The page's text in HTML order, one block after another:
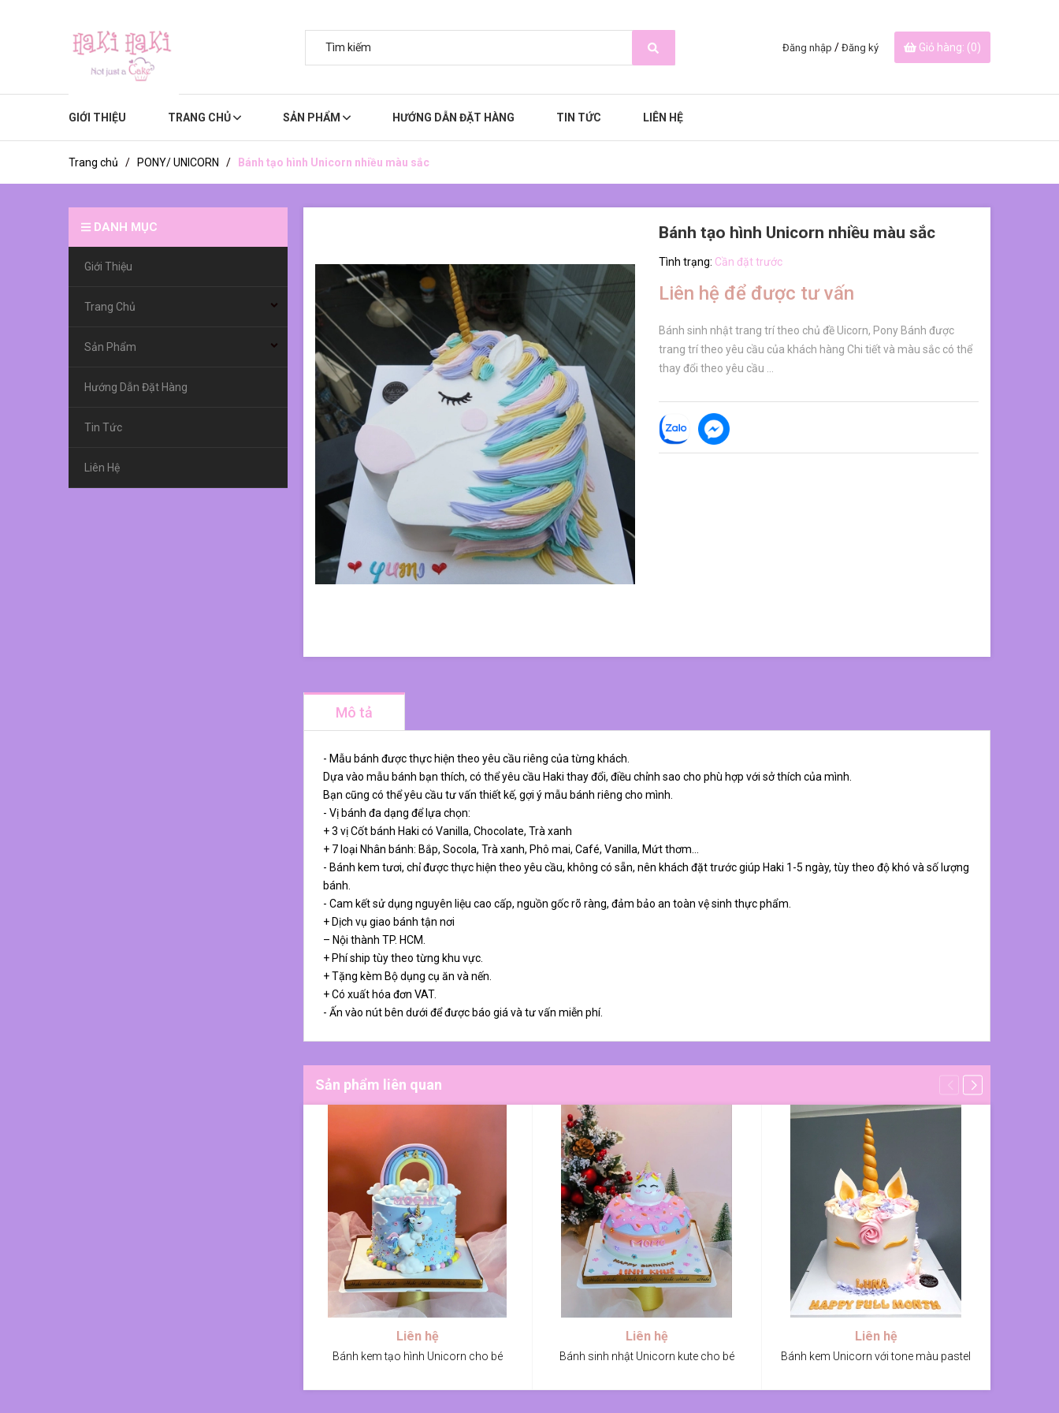
Đăng nhập / Đăng ký Giỏ hàng: (0)
GIỚI THIỆU TRANG CHỦ SẢN PHẨM HƯỚNG DẪN ĐẶT HÀNG TIN TỨC LIÊN HỆ
Trang chủ / PONY/ UNICORN / Bánh tạo hình Unicorn nhiều màu sắc
Bánh tạo hình Unicorn nhiều màu sắc
Tình trạng: Cần đặt trước
Liên hệ để được tư vấn
Bánh sinh nhật trang trí theo chủ đề Uicorn, Pony Bánh được
trang trí theo yêu cầu của khách hàng Chi tiết và màu sắc có thể
thay đổi theo yêu cầu ...
Mô tả
- Mẫu bánh được thực hiện theo yêu cầu riêng của từng khách.
Dựa vào mẫu bánh bạn thích, có thể yêu cầu Haki thay đổi, điều chỉnh sao cho phù hợp với sở thích của mình.
Bạn cũng có thể yêu cầu tư vấn thiết kế, gợi ý mẫu bánh riêng cho mình.
- Vị bánh đa dạng để lựa chọn:
+ 3 vị Cốt bánh Haki có Vanilla, Chocolate, Trà xanh
+ 7 loại Nhân bánh: Bắp, Socola, Trà xanh, Phô mai, Café, Vanilla, Mứt thơm…
- Bánh kem tươi, chỉ được thực hiện theo yêu cầu, không có sẵn, nên khách đặt trước giúp Haki 1-5 ngày, tùy theo độ khó và số lượng
bánh.
- Cam kết sử dụng nguyên liệu cao cấp, nguồn gốc rõ ràng, đảm bảo an toàn vệ sinh thực phẩm.
+ Dịch vụ giao bánh tận nơi
– Nội thành TP. HCM.
+ Phí ship tùy theo từng khu vực.
+ Tặng kèm Bộ dụng cụ ăn và nến.
+ Có xuất hóa đơn VAT.
- Ấn vào nút bên dưới để được báo giá và tư vấn miễn phí.
Sản phẩm liên quan
Liên hệ
Bánh kem tạo hình Unicorn cho bé
Liên hệ
Bánh sinh nhật Unicorn kute cho bé
Liên hệ
Bánh kem Unicorn với tone màu pastel
DANH MỤC
Giới Thiệu
Trang Chủ
Sản Phẩm
Hướng Dẫn Đặt Hàng
Tin Tức
Liên Hệ